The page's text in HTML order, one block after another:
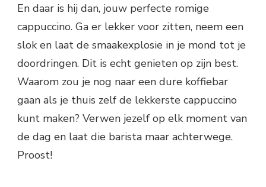
En daar is hij dan, jouw perfecte romige
cappuccino. Ga er lekker voor zitten, neem een
slok en laat de smaakexplosie in je mond tot je
doordringen. Dit is echt genieten op zijn best.
Waarom zou je nog naar een dure koffiebar
gaan als je thuis zelf de lekkerste cappuccino
kunt maken? Verwen jezelf op elk moment van
de dag en laat die barista maar achterwege.
Proost!